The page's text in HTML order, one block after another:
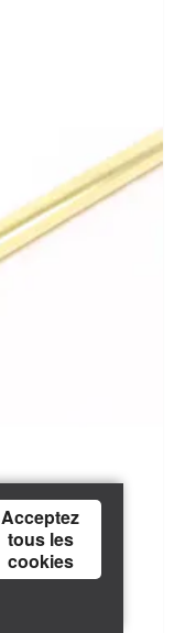
Acceptez
tous les
cookies